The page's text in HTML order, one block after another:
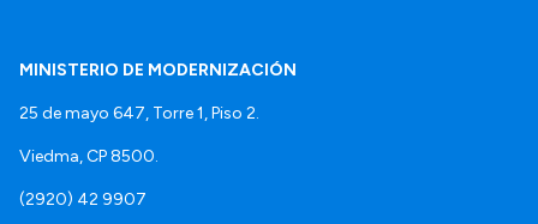
MINISTERIO DE MODERNIZACIÓN
25 de mayo 647, Torre 1, Piso 2.
Viedma, CP 8500.
(2920) 42 9907